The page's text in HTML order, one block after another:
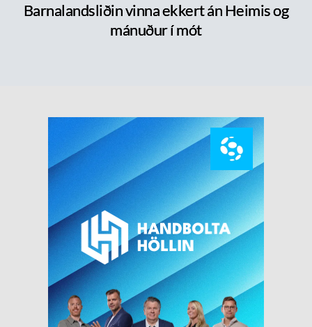
Barnalandsliðin vinna ekkert án Heimis og
mánuður í mót